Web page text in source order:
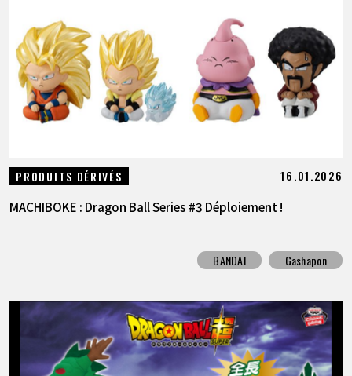
PRODUITS DÉRIVÉS 16.01.2026
MACHIBOKE : Dragon Ball Series #3 Déploiement !
BANDAI Gashapon